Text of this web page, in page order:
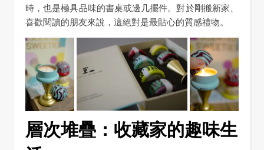
時，也是極具品味的書桌或邊几擺件。對於剛搬新家、
喜歡閱讀的朋友來說，這絕對是最貼心的質感禮物。
層次堆疊：收藏家的趣味生